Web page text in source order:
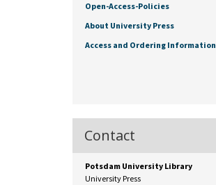
Open-Access-Policies
About University Press
Access and Ordering Information
Contact
Potsdam University Library
University Press